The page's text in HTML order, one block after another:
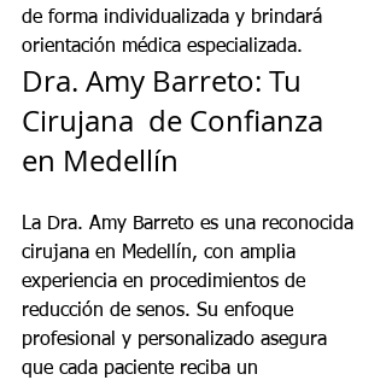
de forma individualizada y brindará
orientación médica especializada.
Dra. Amy Barreto: Tu
Cirujana  de Confianza
en Medellín
La Dra. Amy Barreto es una reconocida
cirujana en Medellín, con amplia
experiencia en procedimientos de
reducción de senos. Su enfoque
profesional y personalizado asegura
que cada paciente reciba un